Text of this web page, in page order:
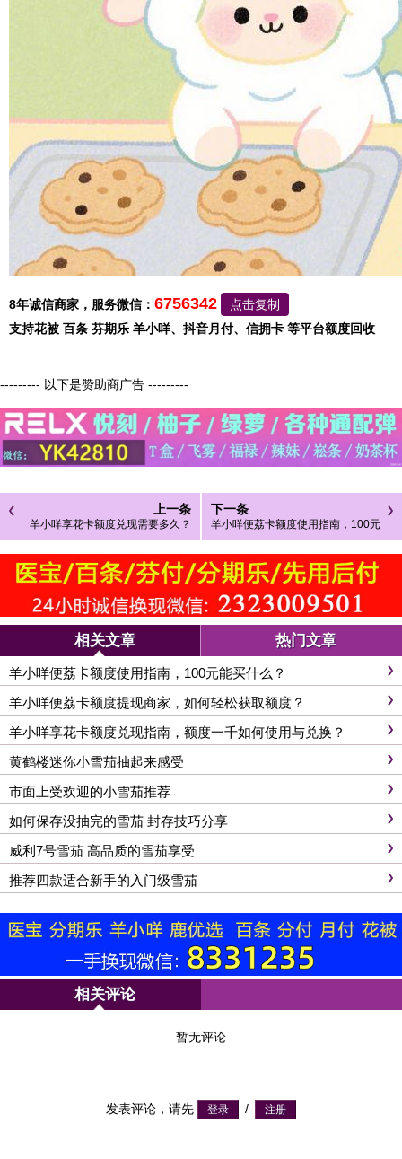
8年诚信商家，服务微信： 6756342
点击复制
支持花被 百条 芬期乐 羊小咩、抖音月付、信拥卡 等平台额度回收
--------- 以下是赞助商广告 ---------
上一条
羊小咩享花卡额度兑现需要多久？
一万额度轻松搞定！
下一条
羊小咩便荔卡额度使用指南，100元
能买什么？
相关文章 热门文章
羊小咩便荔卡额度使用指南，100元能买什么？
羊小咩便荔卡额度提现商家，如何轻松获取额度？
羊小咩享花卡额度兑现指南，额度一千如何使用与兑换？
黄鹤楼迷你小雪茄抽起来感受
市面上受欢迎的小雪茄推荐
如何保存没抽完的雪茄 封存技巧分享
威利7号雪茄 高品质的雪茄享受
推荐四款适合新手的入门级雪茄
相关评论
暂无评论
发表评论，请先 /